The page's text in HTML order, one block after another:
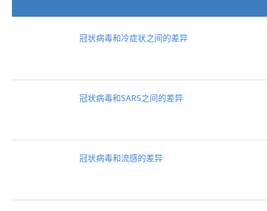
冠状病毒和冷症状之间的差异
冠状病毒和SARS之间的差异
冠状病毒和流感的差异